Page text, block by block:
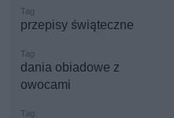
przepisy świąteczne
dania obiadowe z
owocami